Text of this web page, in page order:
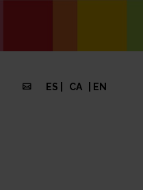
 ES CA EN